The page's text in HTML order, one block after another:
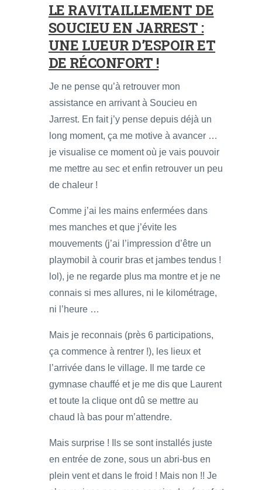
LE RAVITAILLEMENT DE
SOUCIEU EN JARREST :
UNE LUEUR D’ESPOIR ET
DE RÉCONFORT !
Je ne pense qu’à retrouver mon
assistance en arrivant à Soucieu en
Jarrest. En fait j’y pense depuis déjà un
long moment, ça me motive à avancer …
je visualise ce moment où je vais pouvoir
me mettre au sec et enfin retrouver un peu
de chaleur !
Comme j’ai les mains enfermées dans
mes manches et que j’évite les
mouvements (j’ai l’impression d’être un
playmobil à courir bras et jambes tendus !
lol), je ne regarde plus ma montre et je ne
connais si mes allures, ni le kilométrage,
ni l’heure …
Mais je reconnais (près 6 participations,
ça commence à rentrer !), les lieux et
l’arrivée dans le village. Il me tarde ce
gymnase chauffé et je me dis que Laurent
et toute la clique ont dû se mettre au
chaud là bas pour m’attendre.
Mais surprise ! Ils se sont installés juste
en entrée de zone, sous un abri-bus en
plein vent et dans le froid ! Mais non !! Je